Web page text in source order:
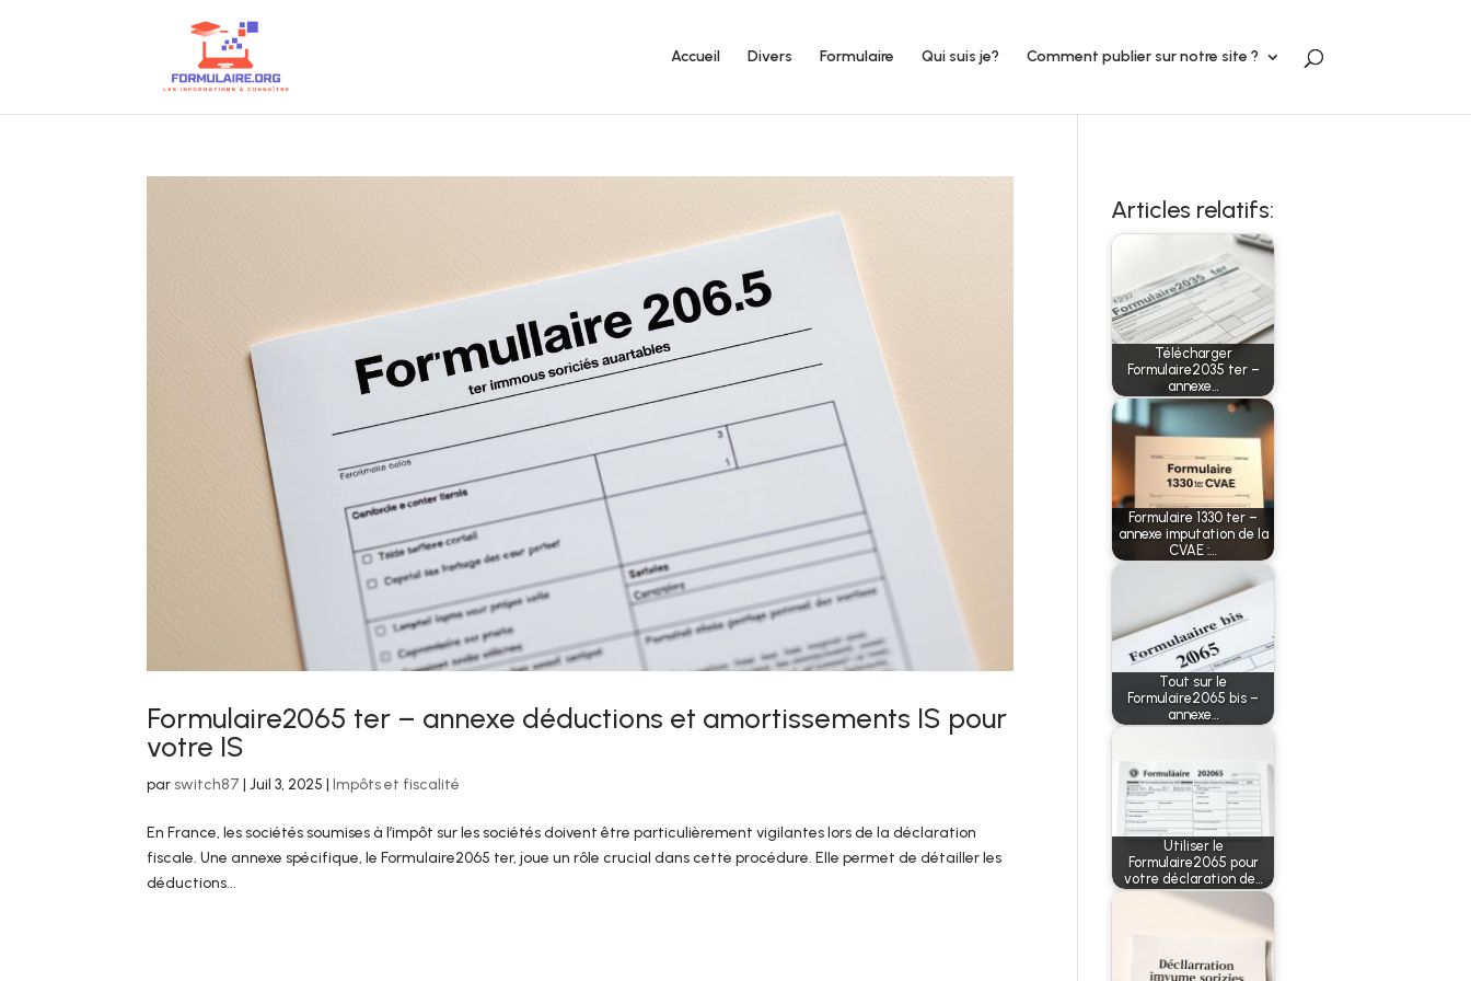
Accueil Divers Formulaire Qui suis je? Comment publier sur notre site ?
Formulaire2065 ter – annexe déductions et amortissements IS pour
votre IS
par switch87 |Juil 3, 2025 |Impôts et fiscalité
En France, les sociétés soumises à l’impôt sur les sociétés doivent être particulièrement vigilantes lors de la déclaration
fiscale. Une annexe spécifique, le Formulaire2065 ter, joue un rôle crucial dans cette procédure. Elle permet de détailler les
déductions...
Articles relatifs:
Télécharger
Formulaire2035 ter –
annexe…
Formulaire 1330 ter –
annexe imputation de la
CVAE :…
Tout sur le
Formulaire2065 bis –
annexe…
Utiliser le
Formulaire2065 pour
votre déclaration de…